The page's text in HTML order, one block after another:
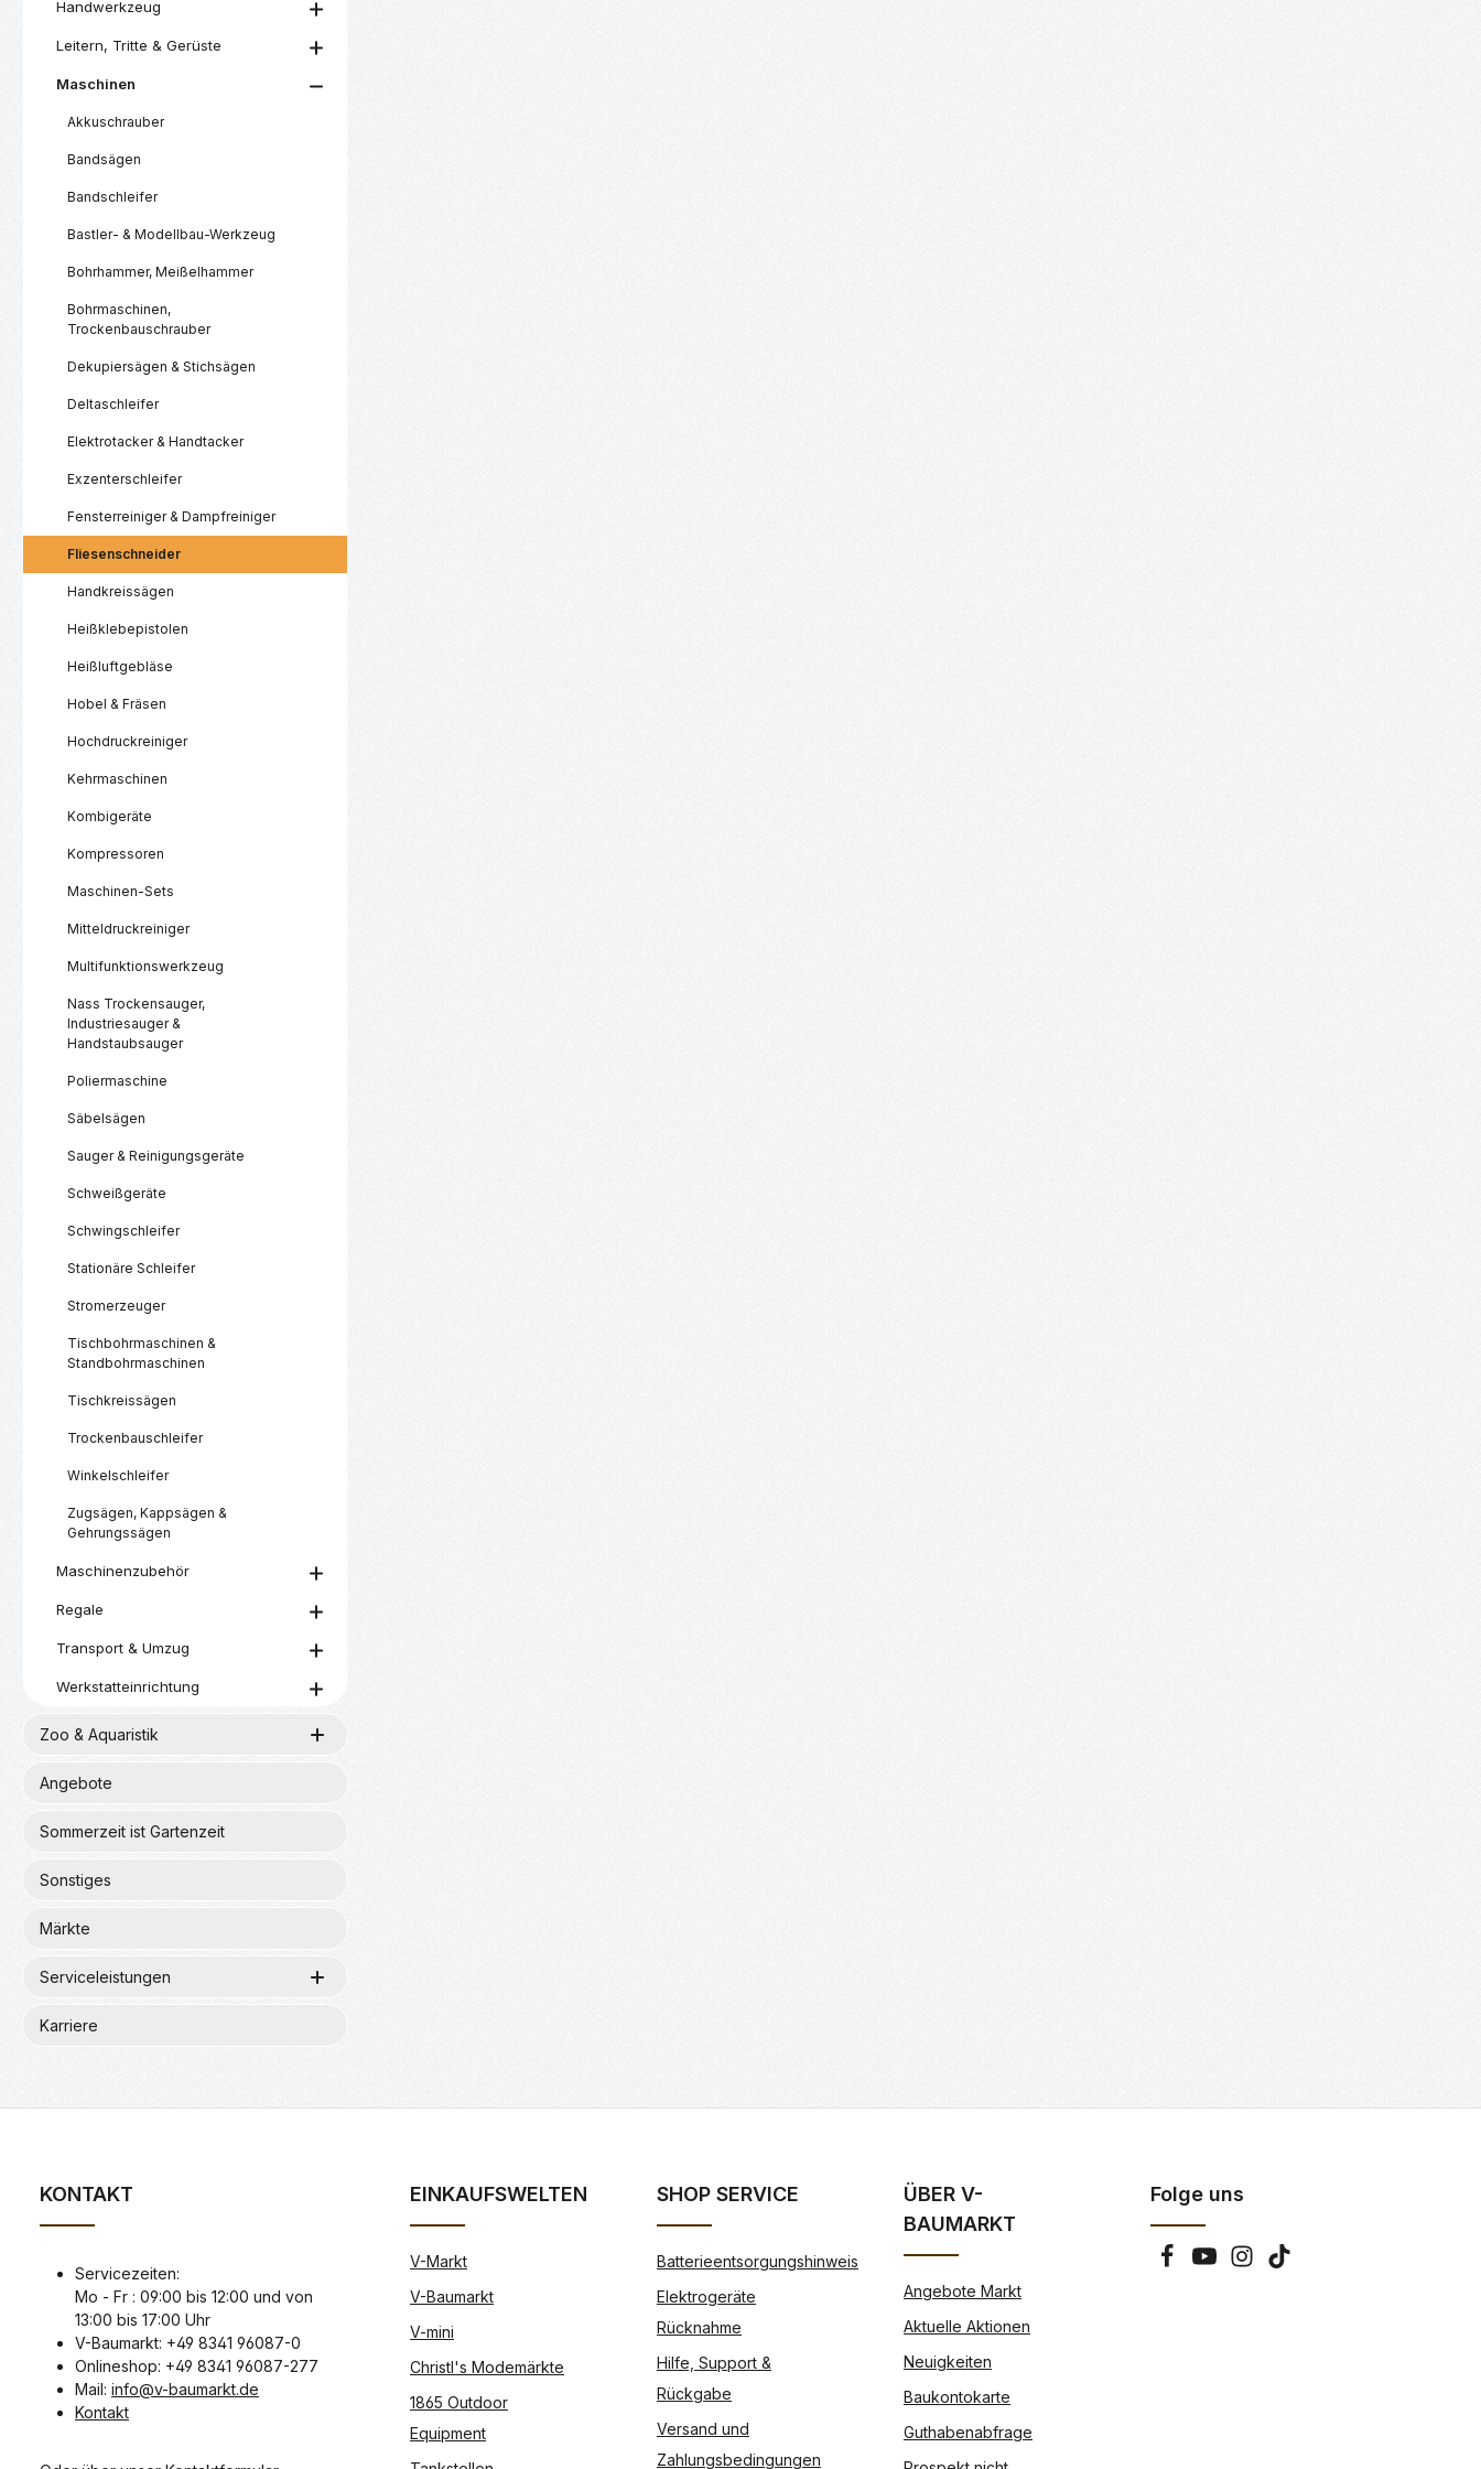
Handwerkzeug
Leitern, Tritte & Gerüste
Maschinen
Akkuschrauber
Bandsägen
Bandschleifer
Bastler- & Modellbau-Werkzeug
Bohrhammer, Meißelhammer
Bohrmaschinen,
Trockenbauschrauber
Dekupiersägen & Stichsägen
Deltaschleifer
Elektrotacker & Handtacker
Exzenterschleifer
Fensterreiniger & Dampfreiniger
Fliesenschneider
Handkreissägen
Heißklebepistolen
Heißluftgebläse
Hobel & Fräsen
Hochdruckreiniger
Kehrmaschinen
Kombigeräte
Kompressoren
Maschinen-Sets
Mitteldruckreiniger
Multifunktionswerkzeug
Nass Trockensauger,
Industriesauger &
Handstaubsauger
Poliermaschine
Säbelsägen
Sauger & Reinigungsgeräte
Schweißgeräte
Schwingschleifer
Stationäre Schleifer
Stromerzeuger
Tischbohrmaschinen &
Standbohrmaschinen
Tischkreissägen
Trockenbauschleifer
Winkelschleifer
Zugsägen, Kappsägen &
Gehrungssägen
Maschinenzubehör
Regale
Transport & Umzug
Werkstatteinrichtung
Zoo & Aquaristik
Angebote
Sommerzeit ist Gartenzeit
Sonstiges
Märkte
Serviceleistungen
Karriere
KONTAKT
Servicezeiten:
Mo - Fr : 09:00 bis 12:00 und von
13:00 bis 17:00 Uhr
V-Baumarkt: +49 8341 96087-0
Onlineshop: +49 8341 96087-277
Mail: info@v-baumarkt.de
Kontakt
EINKAUFSWELTEN
V-Markt
V-Baumarkt
V-mini
Christl's Modemärkte
1865 Outdoor
Equipment
SHOP SERVICE
Batterieentsorgungshinweis
Elektrogeräte
Rücknahme
Hilfe, Support &
Rückgabe
Versand und
Zahlungsbedingungen
ÜBER V-
BAUMARKT
Angebote Markt
Aktuelle Aktionen
Neuigkeiten
Baukontokarte
Guthabenabfrage
Folge uns